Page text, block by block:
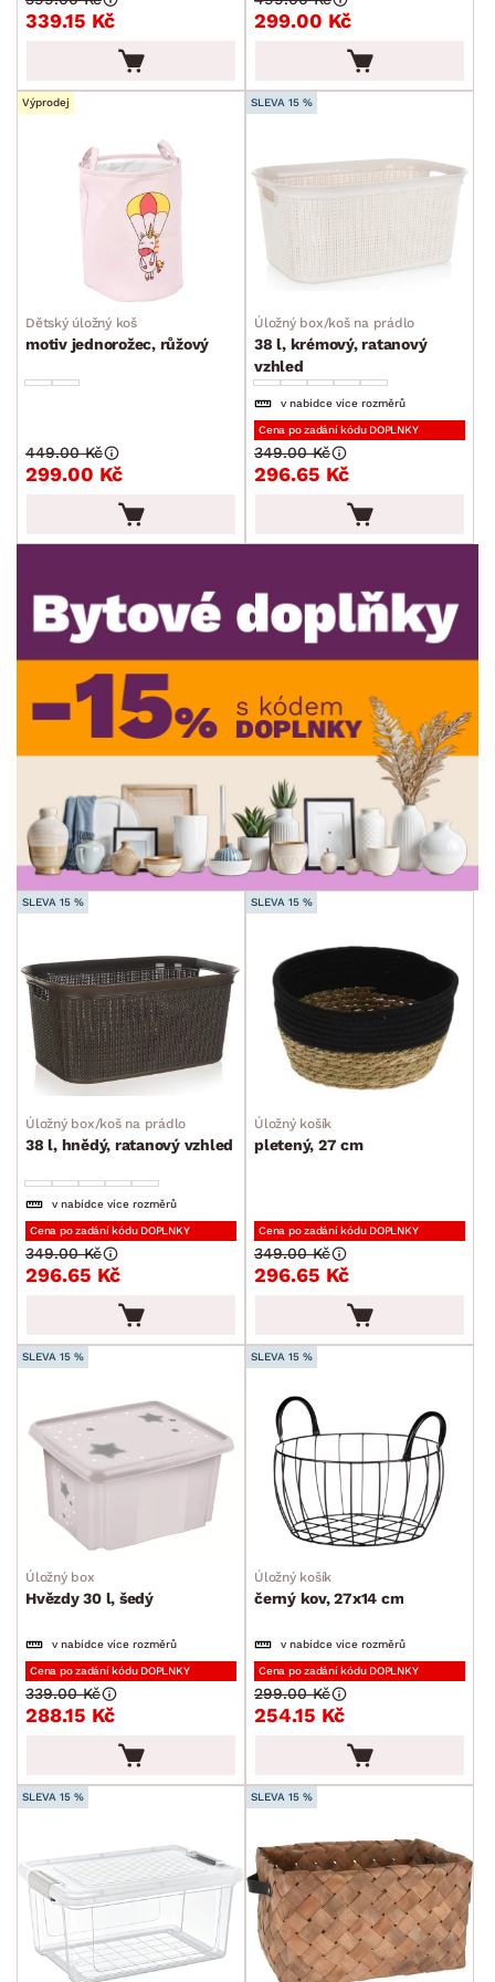
Úložné boxy a košíky
Stojany na oblečení
Úklid a praní
Drobné bytové doplňky
Vánoce
Sedací soupravy a pohovky
Sestavy a stěny
Drobný nábytek
DEKOR
min. cm max. cm
min. cm max. cm
min. cm max. cm
POVRCHOVÁ ÚPRAVA
STYL
SKLADOVOST
339.15 Kč 299.00 Kč
Výprodej
Dětský úložný koš
motiv jednorožec, růžový
299.00 Kč
449.00 Kč
SLEVA 15 %
Úložný box/koš na prádlo
38 l, krémový, ratanový
vzhled
v nabídce více rozměrů
Cena po zadání kódu DOPLNKY
296.65 Kč
349.00 Kč
SLEVA 15 %
Úložný box/koš na prádlo
38 l, hnědý, ratanový vzhled
v nabídce více rozměrů
Cena po zadání kódu DOPLNKY
296.65 Kč
349.00 Kč
SLEVA 15 %
Úložný košík
pletený, 27 cm
Cena po zadání kódu DOPLNKY
296.65 Kč
349.00 Kč
SLEVA 15 %
Úložný box
Hvězdy 30 l, šedý
v nabídce více rozměrů
Cena po zadání kódu DOPLNKY
288.15 Kč
339.00 Kč
SLEVA 15 %
Úložný košík
černý kov, 27x14 cm
v nabídce více rozměrů
Cena po zadání kódu DOPLNKY
254.15 Kč
299.00 Kč
SLEVA 15 % SLEVA 15 %